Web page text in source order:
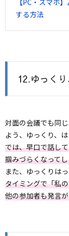
する方法
12.ゆっく
対面の会議でも同
よう、ゆっくり、
では、早口で話し
掴みづらくなって
また、ゆっくりは
タイミングで「私
他の参加者も発言